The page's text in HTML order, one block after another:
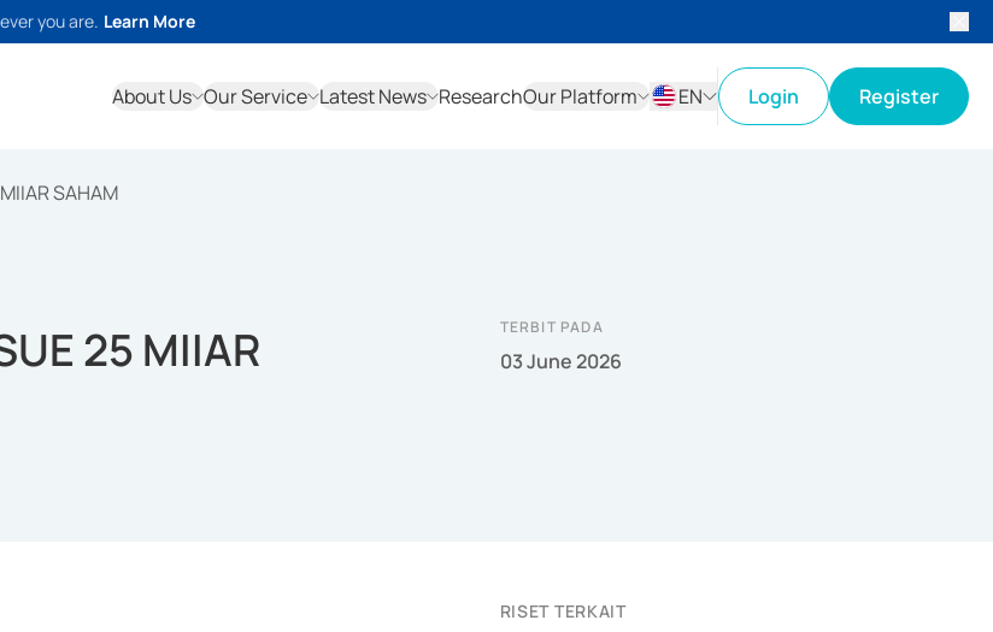
you are. Learn More
About Us Our Service Latest News ResearchOur Platform
EN
Login Register
SAHAM
25 MIIAR
TERBIT PADA
03 June 2026
RISET TERKAIT